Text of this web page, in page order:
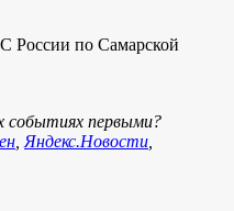
России по Самарской
событиях первыми?
Яндекс.Новости